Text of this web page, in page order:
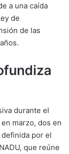
a una caída
de
de las
durante el
marzo, dos en
por el
que reúne